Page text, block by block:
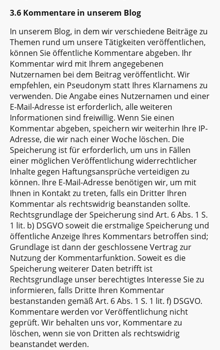
3.6 Kommentare in unserem Blog
In unserem Blog, in dem wir verschiedene Beiträge zu
Themen rund um unsere Tätigkeiten veröffentlichen,
können Sie öffentliche Kommentare abgeben. Ihr
Kommentar wird mit Ihrem angegebenen
Nutzernamen bei dem Beitrag veröffentlicht. Wir
empfehlen, ein Pseudonym statt Ihres Klarnamens zu
verwenden. Die Angabe eines Nutzernamen und einer
E-Mail-Adresse ist erforderlich, alle weiteren
Informationen sind freiwillig. Wenn Sie einen
Kommentar abgeben, speichern wir weiterhin Ihre IP-
Adresse, die wir nach einer Woche löschen. Die
Speicherung ist für erforderlich, um uns in Fällen
einer möglichen Veröffentlichung widerrechtlicher
Inhalte gegen Haftungsansprüche verteidigen zu
können. Ihre E-Mail-Adresse benötigen wir, um mit
Ihnen in Kontakt zu treten, falls ein Dritter Ihren
Kommentar als rechtswidrig beanstanden sollte.
Rechtsgrundlage der Speicherung sind Art. 6 Abs. 1 S.
1 lit. b) DSGVO soweit die erstmalige Speicherung und
öffentliche Anzeige Ihres Kommentars betroffen sind;
Grundlage ist dann der geschlossene Vertrag zur
Nutzung der Kommentarfunktion. Soweit es die
Speicherung weiterer Daten betrifft ist
Rechtsgrundlage unser berechtigtes Interesse Sie zu
informieren, falls Dritte Ihren Kommentar
bestanstanden gemäß Art. 6 Abs. 1 S. 1 lit. f) DSGVO.
Kommentare werden vor Veröffentlichung nicht
geprüft. Wir behalten uns vor, Kommentare zu
löschen, wenn sie von Dritten als rechtswidrig
beanstandet werden.